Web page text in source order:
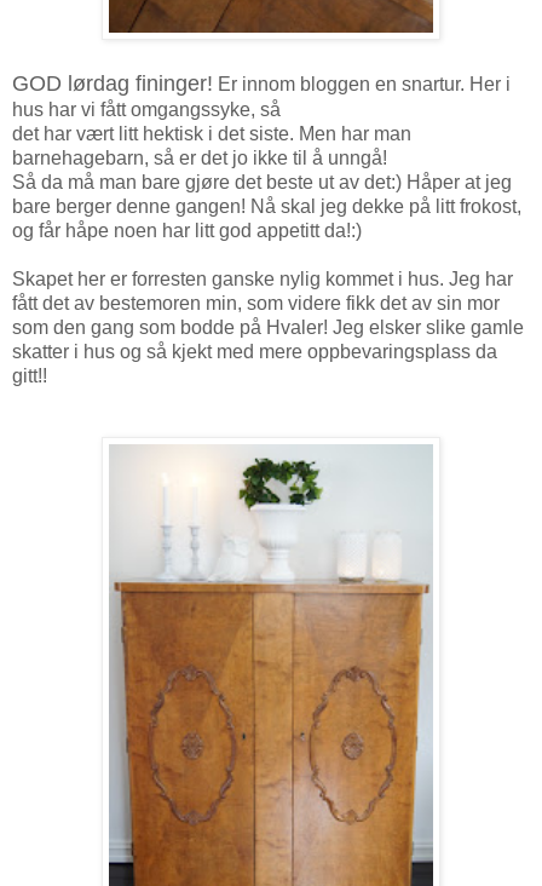
GOD lørdag fininger! Er innom bloggen en snartur. Her i
hus har vi fått omgangssyke, så
det har vært litt hektisk i det siste. Men har man
barnehagebarn, så er det jo ikke til å unngå!
Så da må man bare gjøre det beste ut av det:) Håper at jeg
bare berger denne gangen! Nå skal jeg dekke på litt frokost,
og får håpe noen har litt god appetitt da!:)
Skapet her er forresten ganske nylig kommet i hus. Jeg har
fått det av bestemoren min, som videre fikk det av sin mor
som den gang som bodde på Hvaler! Jeg elsker slike gamle
skatter i hus og så kjekt med mere oppbevaringsplass da
gitt!!